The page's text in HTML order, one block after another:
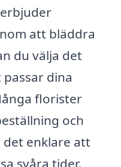
att bläddra
du välja det
dina
florister
och
enklare att
svåra tider.